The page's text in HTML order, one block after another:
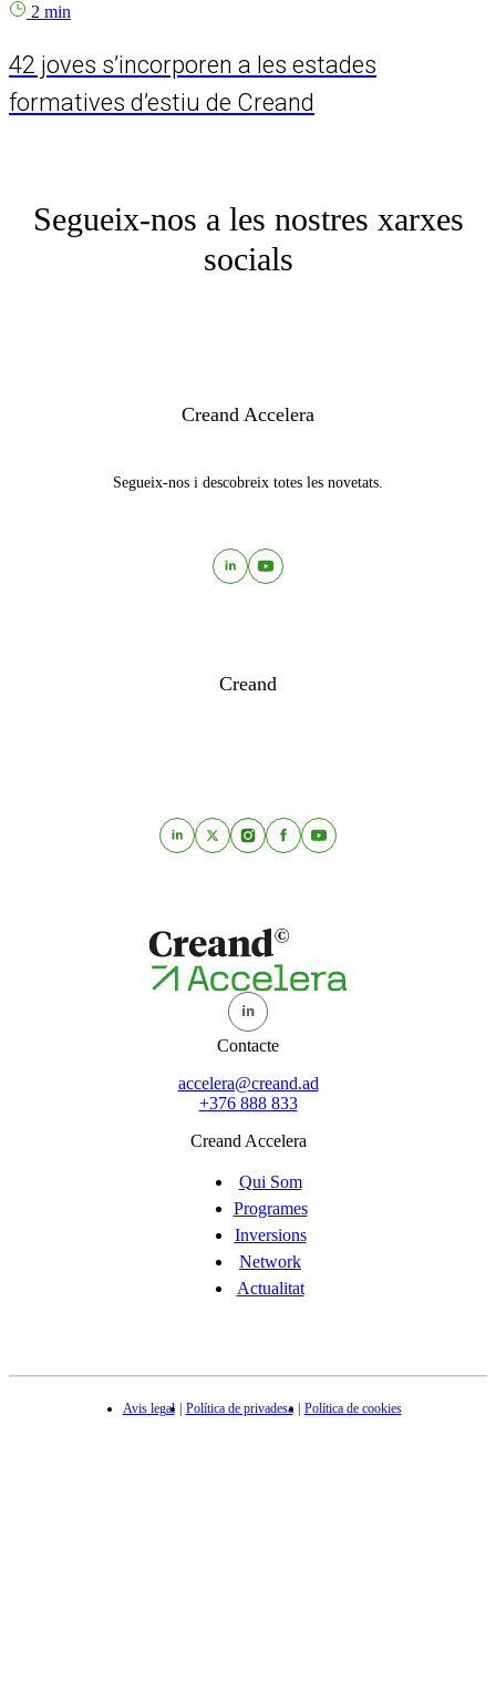
2 min
42 joves s’incorporen a les estades
formatives d’estiu de Creand
Segueix-nos a les nostres xarxes
socials
Creand Accelera
Segueix-nos i descobreix totes les novetats.
Creand
Contacte
accelera@creand.ad
+376 888 833
Creand Accelera
Qui Som
Programes
Inversions
Network
Actualitat
Avis legal Política de privadesa Política de cookies